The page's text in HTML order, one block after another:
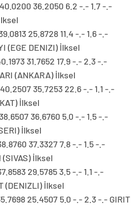
36.2050 6.2 -.- 1.7 -.-
25.8728 11.4 -.- 1.6 -.-
(EGE DENIZI) İlksel
31.7652 17.9 -.- 2.3 -.-
(ANKARA) İlksel
35.7253 22.6 -.- 1.1 -.-
İlksel
36.6760 5.0 -.- 1.5 -.-
İlksel
37.3327 7.8 -.- 1.5 -.-
(SIVAS) İlksel
29.5785 3.5 -.- 1.1 -.-
(DENIZLI) İlksel
25.4507 5.0 -.- 2.3 -.- GIRIT